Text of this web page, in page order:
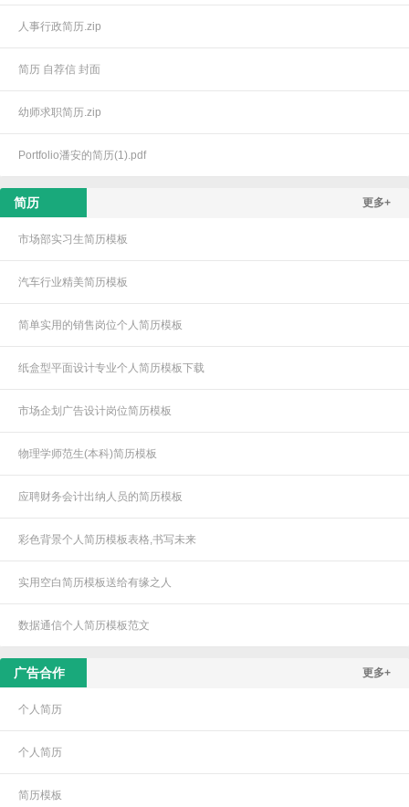
人事行政简历.zip
简历 自荐信 封面
幼师求职简历.zip
Portfolio潘安的简历(1).pdf
简历 更多+
市场部实习生简历模板
汽车行业精美简历模板
简单实用的销售岗位个人简历模板
纸盒型平面设计专业个人简历模板下载
市场企划广告设计岗位简历模板
物理学师范生(本科)简历模板
应聘财务会计出纳人员的简历模板
彩色背景个人简历模板表格,书写未来
实用空白简历模板送给有缘之人
数据通信个人简历模板范文
广告合作 更多+
个人简历
个人简历
简历模板